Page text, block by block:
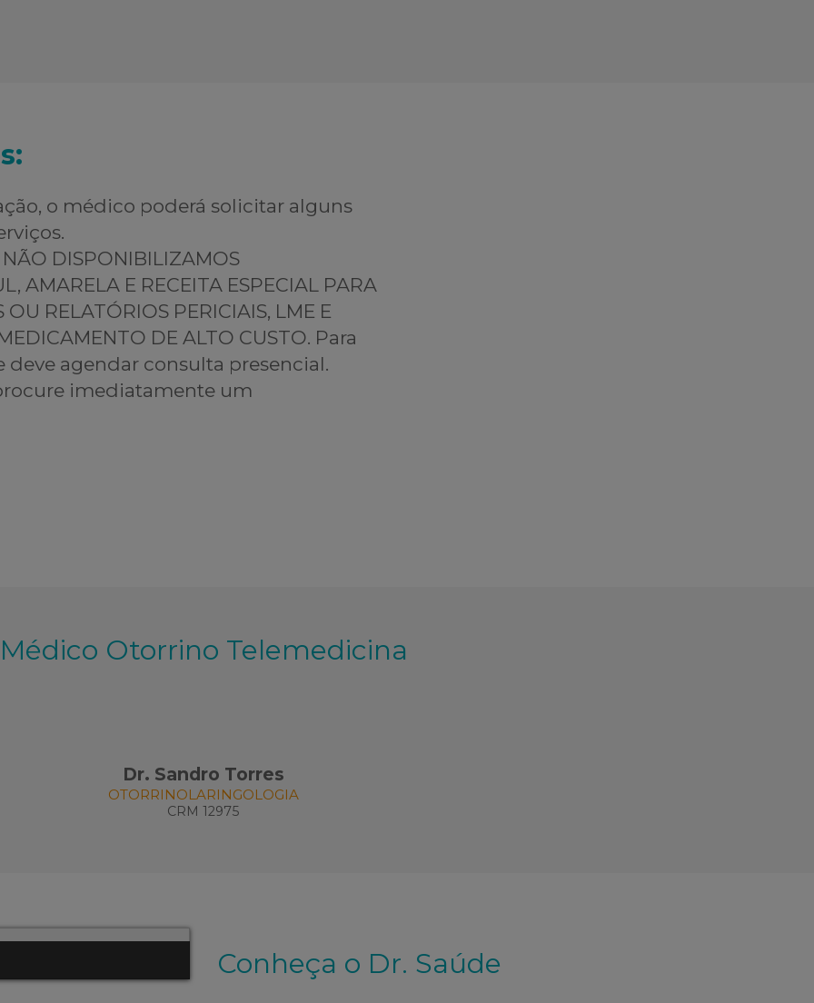
o médico poderá solicitar alguns
DISPONIBILIZAMOS
AMARELA E RECEITA ESPECIAL PARA
RELATÓRIOS PERICIAIS, LME E
DE ALTO CUSTO. Para
deve agendar consulta presencial.
imediatamente um
Médico Otorrino Telemedicina
Dr. Sandro Torres
OTORRINOLARINGOLOGIA
CRM 12975
Conheça o Dr. Saúde